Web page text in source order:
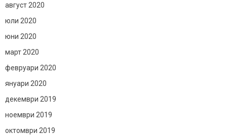
август 2020
юли 2020
юни 2020
март 2020
февруари 2020
януари 2020
декември 2019
ноември 2019
октомври 2019